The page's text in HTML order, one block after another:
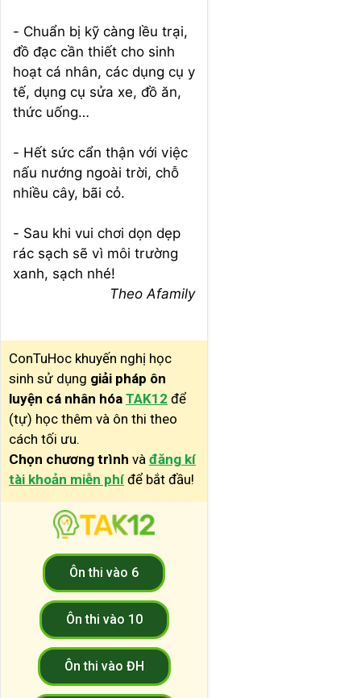
- Chuẩn bị kỹ càng lều trại,
đồ đạc cần thiết cho sinh
hoạt cá nhân, các dụng cụ y
tế, dụng cụ sửa xe, đồ ăn,
thức uống…
- Hết sức cẩn thận với việc
nấu nướng ngoài trời, chỗ
nhiều cây, bãi cỏ.
- Sau khi vui chơi dọn dẹp
rác sạch sẽ vì môi trường
xanh, sạch nhé!
Theo Afamily
ConTuHoc khuyến nghị học
sinh sử dụng giải pháp ôn
luyện cá nhân hóa TAK12 để
(tự) học thêm và ôn thi theo
cách tối ưu.
Chọn chương trình và đăng kí
tài khoản miễn phí để bắt đầu!
Ôn thi vào 6
Ôn thi vào 10
Ôn thi vào ĐH